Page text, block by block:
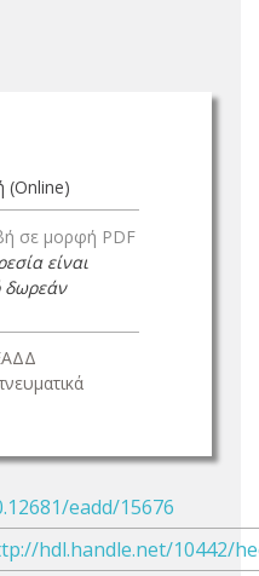
(Online)
σε μορφή PDF
είναι
δωρεάν
eadd/15676
hdl.handle.net/10442/